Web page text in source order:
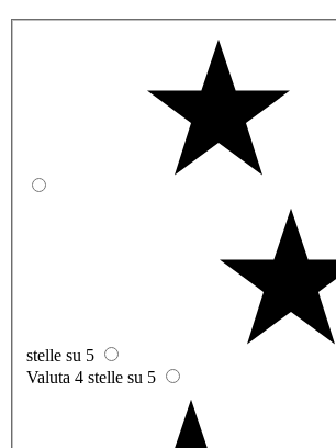
stelle su 5
Valuta 4 stelle su 5